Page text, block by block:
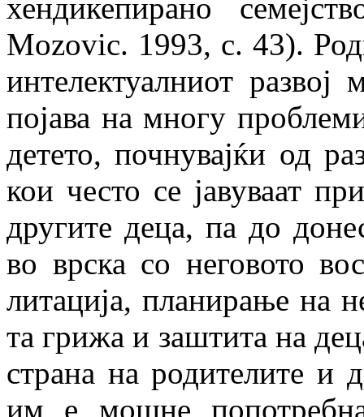
хендикепирано
Mozovic. 1993, с. 43).
интелек­туалниот
појава на многу
детето, почнувајќи од
кои често се јавуваат
другите деца, па до
во врска со неговото
литација, планирање на
та грижа и заштита на
страна на родителите и
им е мошне